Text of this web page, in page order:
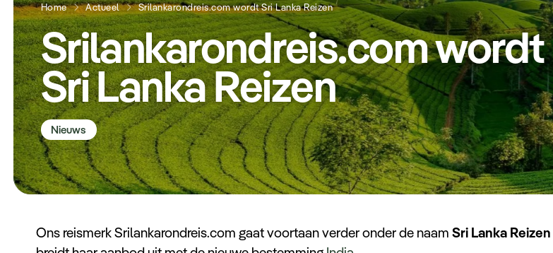
Home Actueel Srilankarondreis.com wordt Sri Lanka Reizen
Srilankarondreis.com wordt
Sri Lanka Reizen
Nieuws
Ons reismerk Srilankarondreis.com gaat voortaan verder onder de naamSri Lanka Reizen